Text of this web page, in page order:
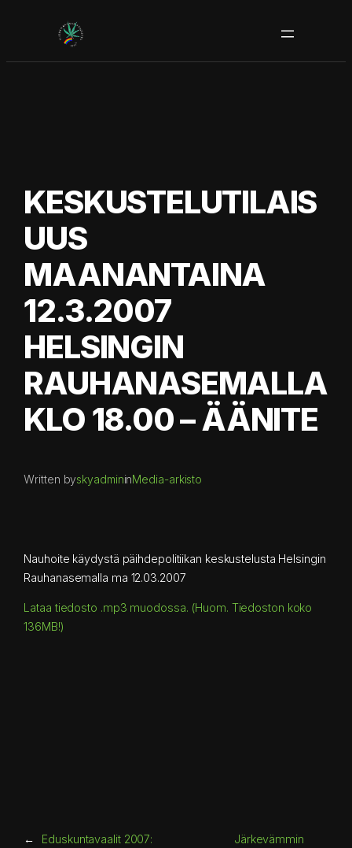
KESKUSTELUTILAIS
UUS
MAANANTAINA
12.3.2007
HELSINGIN
RAUHANASEMALLA
KLO 18.00 – ÄÄNITE
Written byskyadmininMedia-arkisto
Nauhoite käydystä päihdepolitiikan keskustelusta Helsingin
Rauhanasemalla ma 12.03.2007
Lataa tiedosto .mp3 muodossa. (Huom. Tiedoston koko
136MB!)
←
Eduskuntavaalit 2007:
Järkevämmin